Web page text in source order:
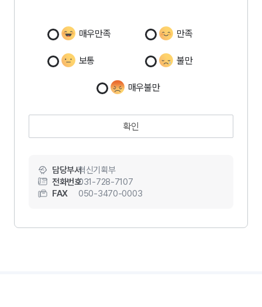
매우만족 만족
보통 불만
매우불만
확인
담당부서혁신기획부
전화번호031-728-7107
FAX
050-3470-0003